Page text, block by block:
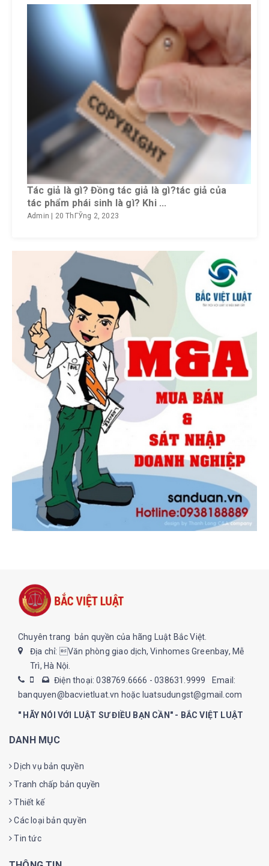
Tác giả là gì? Đồng tác giả là gì?tác giả của
tác phẩm phái sinh là gì? Khi ...
Admin | 20 ThГЎng 2, 2023
Chuyên trang bản quyền của hãng Luật Bắc Việt.
Địa chỉ: Văn phòng giao dịch, Vinhomes Greenbay, Mễ
Trì, Hà Nội.
Điện thoại: 038769.6666 - 038631.9999
Email:
banquyen@bacvietluat.vn hoặc luatsudungst@gmail.com
" HÃY NÓI VỚI LUẬT SƯ ĐIỀU BẠN CẦN" - BẮC VIỆT LUẬT
DANH MỤC
Dịch vụ bản quyền
Tranh chấp bản quyền
Thiết kế
Các loại bản quyền
Tin tức